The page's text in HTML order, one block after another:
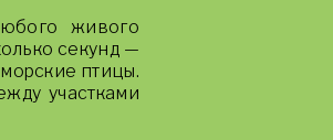
живого
секунд —
птицы.
участками